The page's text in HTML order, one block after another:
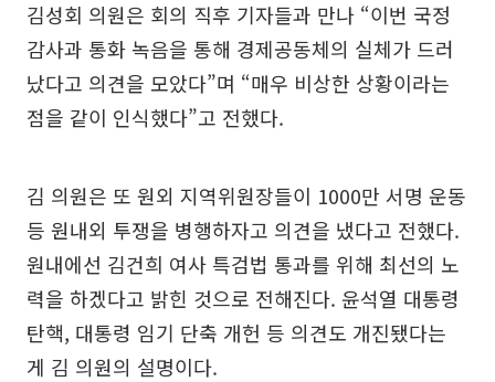
김성회 의원은 회의 직후 기자들과 만나 “이번 국정
감사과 통화 녹음을 통해 경제공동체의 실체가 드러
났다고 의견을 모았다”며 “매우 비상한 상황이라는
점을 같이 인식했다”고 전했다.
김 의원은 또 원외 지역위원장들이 1000만 서명 운동
등 원내외 투쟁을 병행하자고 의견을 냈다고 전했다.
원내에선 김건희 여사 특검법 통과를 위해 최선의 노
력을 하겠다고 밝힌 것으로 전해진다. 윤석열 대통령
탄핵, 대통령 임기 단축 개헌 등 의견도 개진됐다는
게 김 의원의 설명이다.